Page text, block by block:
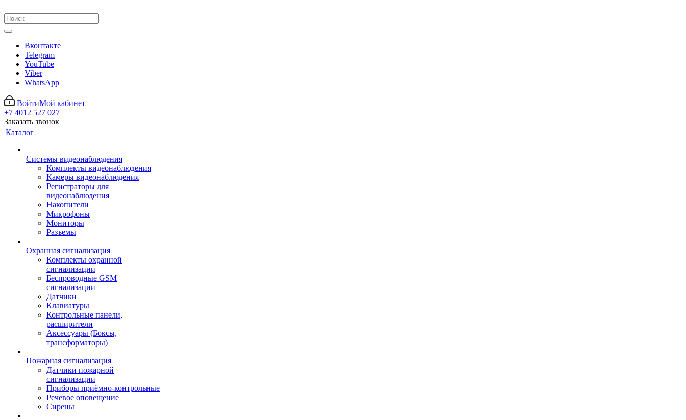
Вконтакте
Telegram
YouTube
Viber
WhatsApp
ВойтиМой кабинет
+7 4012 527 027
Заказать звонок
Каталог
Системы видеонаблюдения
Комплекты видеонаблюдения
Камеры видеонаблюдения
Регистраторы для
видеонаблюдения
Накопители
Микрофоны
Мониторы
Разъемы
Охранная сигнализация
Комплекты охранной
сигнализации
Беспроводные GSM
сигнализации
Датчики
Клавиатуры
Контрольные панели,
расширители
Аксессуары (Боксы,
трансформаторы)
Пожарная сигнализация
Датчики пожарной
сигнализации
Приборы приёмно-контрольные
Речевое оповещение
Сирены